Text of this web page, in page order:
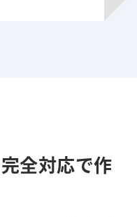
完全対応で作